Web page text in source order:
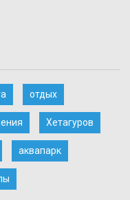
отдых
Хетагуров
аквапарк